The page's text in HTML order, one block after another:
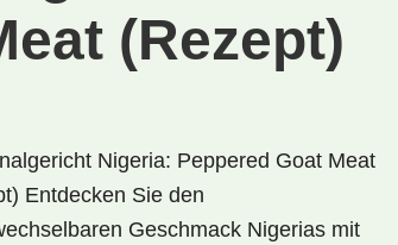
(Rezept)
Nigeria: Peppered Goat Meat
Entdecken Sie den
Geschmack Nigerias mit